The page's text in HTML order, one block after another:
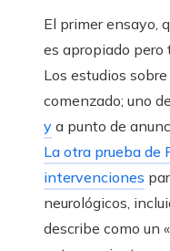
El primer ensayo,
es apropiado pero
Los estudios
comenzado; uno
y a punto de
La otra prueba de
intervenciones
neurológicos,
describe como un